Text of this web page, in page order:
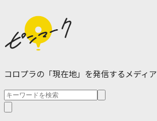
コロプラの「現在地」を発信するメディア